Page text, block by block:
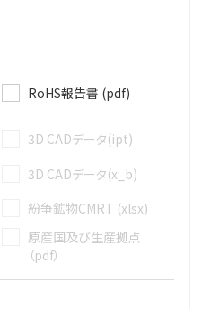
RoHS報告書 (pdf)
3D CADデータ(ipt)
3D CADデータ(x_b)
紛争鉱物CMRT (xlsx)
原産国及び生産拠点
（pdf）